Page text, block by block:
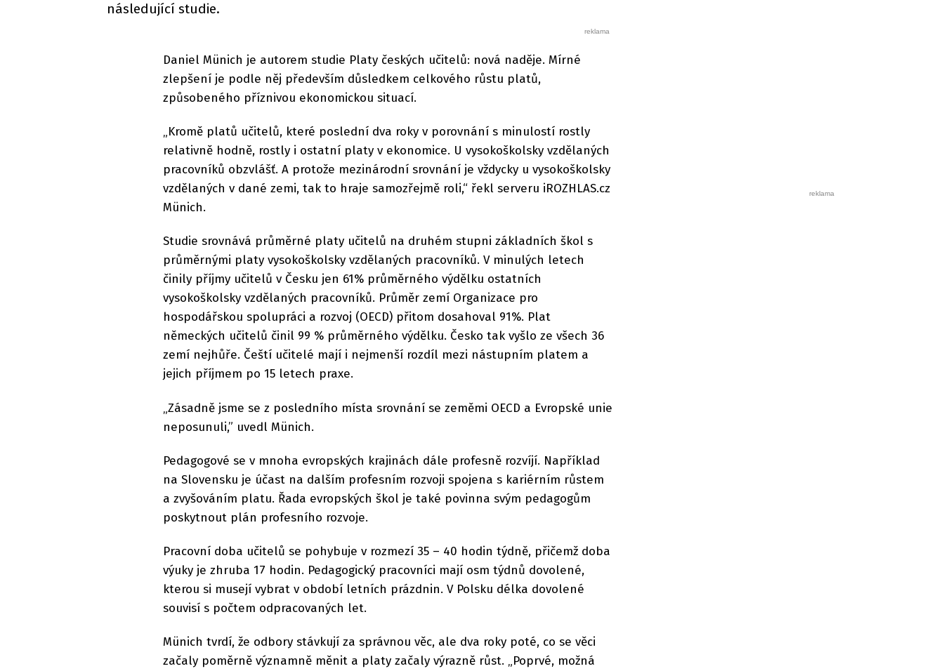
následující studie.
Daniel Münich je autorem studie Platy českých učitelů: nová naděje. Mírné
zlepšení je podle něj především důsledkem celkového růstu platů,
způsobeného příznivou ekonomickou situací.
„Kromě platů učitelů, které poslední dva roky v porovnání s minulostí rostly
relativně hodně, rostly i ostatní platy v ekonomice. U vysokoškolsky vzdělaných
pracovníků obzvlášť. A protože mezinárodní srovnání je vždycky u vysokoškolsky
vzdělaných v dané zemi, tak to hraje samozřejmě roli,“ řekl serveru iROZHLAS.cz
Münich.
Studie srovnává průměrné platy učitelů na druhém stupni základních škol s
průměrnými platy vysokoškolsky vzdělaných pracovníků. V minulých letech
činily příjmy učitelů v Česku jen 61% průměrného výdělku ostatních
vysokoškolsky vzdělaných pracovníků. Průměr zemí Organizace pro
hospodářskou spolupráci a rozvoj (OECD) přitom dosahoval 91%. Plat
německých učitelů činil 99 % průměrného výdělku. Česko tak vyšlo ze všech 36
zemí nejhůře. Čeští učitelé mají i nejmenší rozdíl mezi nástupním platem a
jejich příjmem po 15 letech praxe.
„Zásadně jsme se z posledního místa srovnání se zeměmi OECD a Evropské unie
neposunuli,” uvedl Münich.
Pedagogové se v mnoha evropských krajinách dále profesně rozvíjí. Například
na Slovensku je účast na dalším profesním rozvoji spojena s kariérním růstem
a zvyšováním platu. Řada evropských škol je také povinna svým pedagogům
poskytnout plán profesního rozvoje.
Pracovní doba učitelů se pohybuje v rozmezí 35 – 40 hodin týdně, přičemž doba
výuky je zhruba 17 hodin. Pedagogický pracovníci mají osm týdnů dovolené,
kterou si musejí vybrat v období letních prázdnin. V Polsku délka dovolené
souvisí s počtem odpracovaných let.
Münich tvrdí, že odbory stávkují za správnou věc, ale dva roky poté, co se věci
začaly poměrně významně měnit a platy začaly výrazně růst. „Poprvé, možná